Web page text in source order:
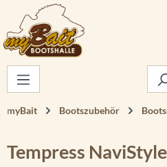
Zum Hauptinhalt springen
myBait Bootszubehör
Tempress